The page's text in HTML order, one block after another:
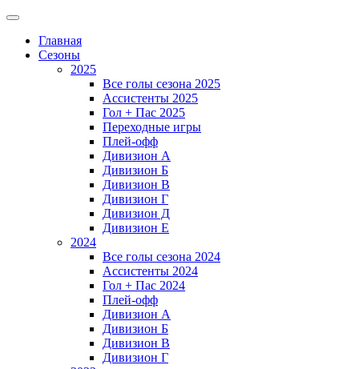
Главная
Сезоны
2025
Все голы сезона 2025
Ассистенты 2025
Гол + Пас 2025
Переходные игры
Плей-офф
Дивизион A
Дивизион Б
Дивизион В
Дивизион Г
Дивизион Д
Дивизион Е
2024
Все голы сезона 2024
Ассистенты 2024
Гол + Пас 2024
Плей-офф
Дивизион A
Дивизион Б
Дивизион В
Дивизион Г